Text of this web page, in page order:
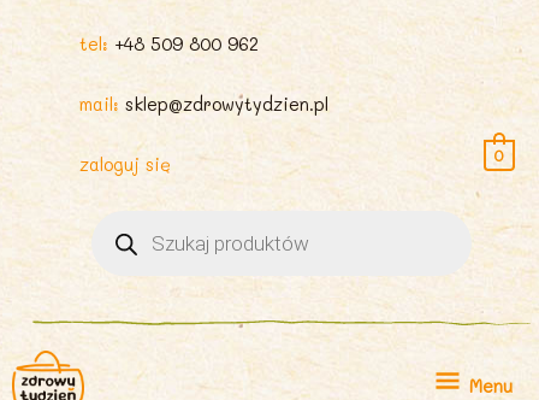
tel: +48 509 800 962
mail: sklep@zdrowytydzien.pl
zaloguj się
produktów
0
Menu
Menu